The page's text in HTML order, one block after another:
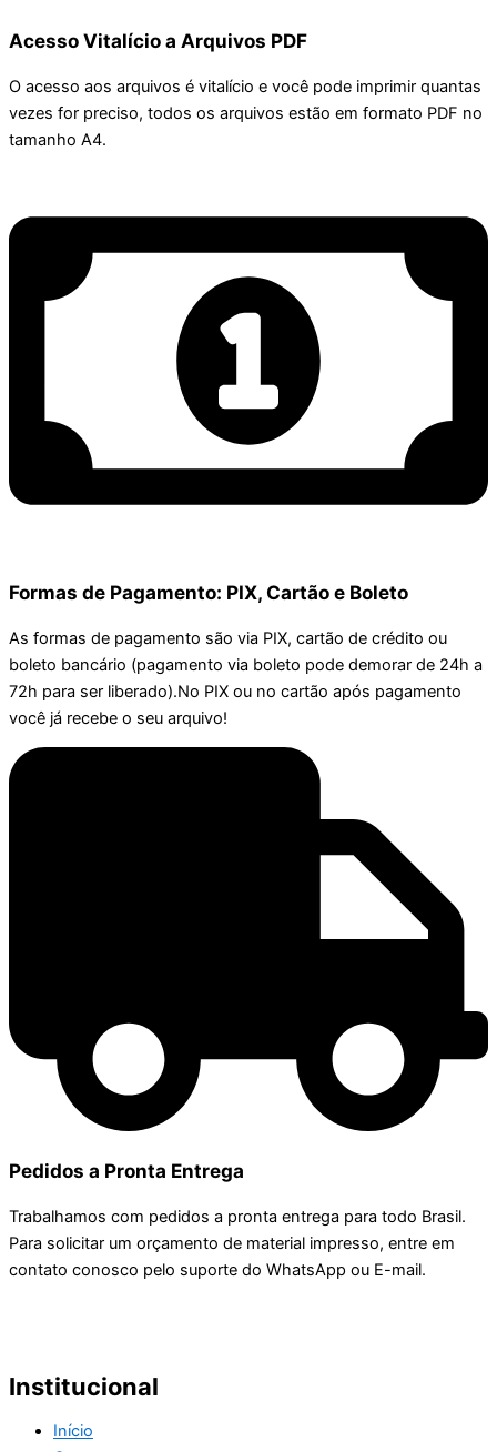
Acesso Vitalício a Arquivos PDF
O acesso aos arquivos é vitalício e você pode imprimir quantas
vezes for preciso, todos os arquivos estão em formato PDF no
tamanho A4.
Formas de Pagamento: PIX, Cartão e Boleto
As formas de pagamento são via PIX, cartão de crédito ou
boleto bancário (pagamento via boleto pode demorar de 24h a
72h para ser liberado).No PIX ou no cartão após pagamento
você já recebe o seu arquivo!
Pedidos a Pronta Entrega
Trabalhamos com pedidos a pronta entrega para todo Brasil.
Para solicitar um orçamento de material impresso, entre em
contato conosco pelo suporte do WhatsApp ou E-mail.
Institucional
Início